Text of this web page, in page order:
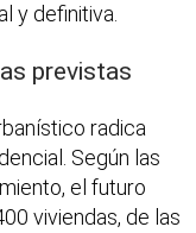
y definitiva.
previstas
radica
Según las
el futuro
viviendas, de las